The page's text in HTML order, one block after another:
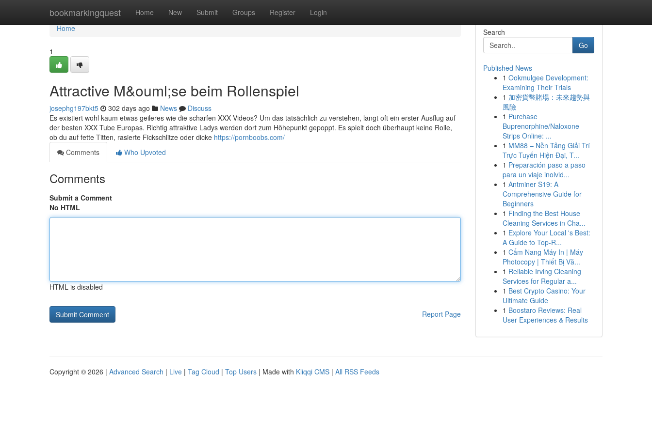
bookmarkingquest Home New Submit Groups Register Login
Home
Home
1
Attractive M&ouml;se beim Rollenspiel
josephg197bkt5 302 days ago News
Discuss
Es existiert wohl kaum etwas geileres wie die scharfen XXX Videos? Um das tatsächlich zu verstehen, langt oft ein erster Ausflug auf
der besten XXX Tube Europas. Richtig attraktive Ladys werden dort zum Höhepunkt gepoppt. Es spielt doch überhaupt keine Rolle,
ob du auf fette Titten, rasierte Fickschlitze oder dicke https://pornboobs.com/
Comments
Who Upvoted
Comments
Submit a Comment
No HTML
HTML is disabled
Report Page
Search
Go
Published News
1 Ookmulgee Development:
Examining Their Trials
1 加密貨幣賭場：未來趨勢與
風險
1 Purchase
Buprenorphine/Naloxone
Strips Online: ...
1 MM88 – Nền Tảng Giải Trí
Trực Tuyến Hiện Đại, T...
1 Preparación paso a paso
para un viaje inolvid...
1 Antminer S19: A
Comprehensive Guide for
Beginners
1 Finding the Best House
Cleaning Services in Cha...
1 Explore Your Local 's Best:
A Guide to Top-R...
1 Cẩm Nang Máy In | Máy
Photocopy | Thiết Bị Vă...
1 Reliable Irving Cleaning
Services for Regular a...
1 Best Crypto Casino: Your
Ultimate Guide
1 Boostaro Reviews: Real
User Experiences & Results
Copyright © 2026 | Advanced Search | Live | Tag Cloud | Top Users | Made with Kliqqi CMS | All RSS Feeds